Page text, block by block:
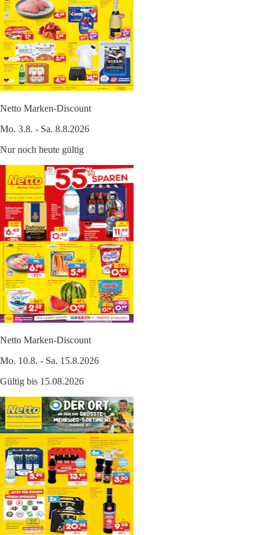
Netto Marken-Discount
Mo. 3.8. - Sa. 8.8.2026
Nur noch heute gültig
Netto Marken-Discount
Mo. 10.8. - Sa. 15.8.2026
Gültig bis 15.08.2026